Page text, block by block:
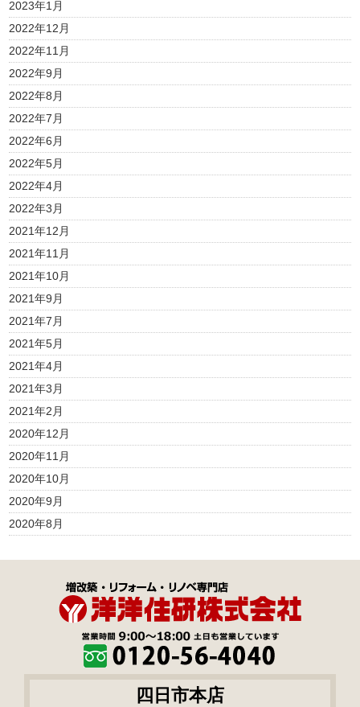
2023年1月
2022年12月
2022年11月
2022年9月
2022年8月
2022年7月
2022年6月
2022年5月
2022年4月
2022年3月
2021年12月
2021年11月
2021年10月
2021年9月
2021年7月
2021年5月
2021年4月
2021年3月
2021年2月
2020年12月
2020年11月
2020年10月
2020年9月
2020年8月
四日市本店